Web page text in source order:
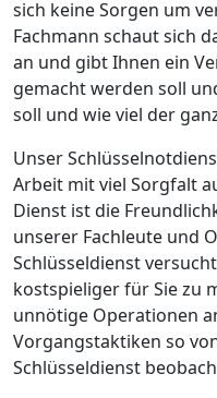
sich keine Sorgen um
Fachmann schaut sich
an und gibt Ihnen ein
gemacht werden soll
soll und wie viel der
Unser
Arbeit mit viel Sorgfalt
Dienst ist die
unserer Fachleute und
Schlüsseldienst
kostspieliger für Sie zu
unnötige Operationen
Vorgangstaktiken so
Schlüsseldienst